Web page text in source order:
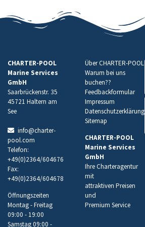
CHARTER-POOL
Marine Services
GmbH
Saarbrückenstr. 35
45721 Haltern am
See
info@charter-
pool.com
Telefon:
+49(0)2364/604676
Fax:
+49(0)2364/604678
Öffnungszeiten
Montag - Freitag
09:00 - 19:00
Samstag 09:00 -
Über CHARTER-POOL
Warum bei uns
buchen??
Feedbackformular
Impressum
Datenschutzerklärung
Sitemap
CHARTER-POOL
Marine Services
GmbH
Ihre Charteragentur
mit
attraktiven Preisen
und
Premium Service